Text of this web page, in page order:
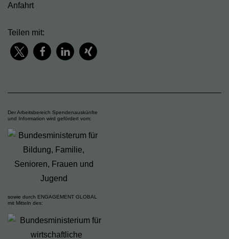
Anfahrt
Teilen mit:
Der Arbeitsbereich Spendenauskünfte
und Information wird gefördert vom:
sowie durch ENGAGEMENT GLOBAL
mit Mitteln des: